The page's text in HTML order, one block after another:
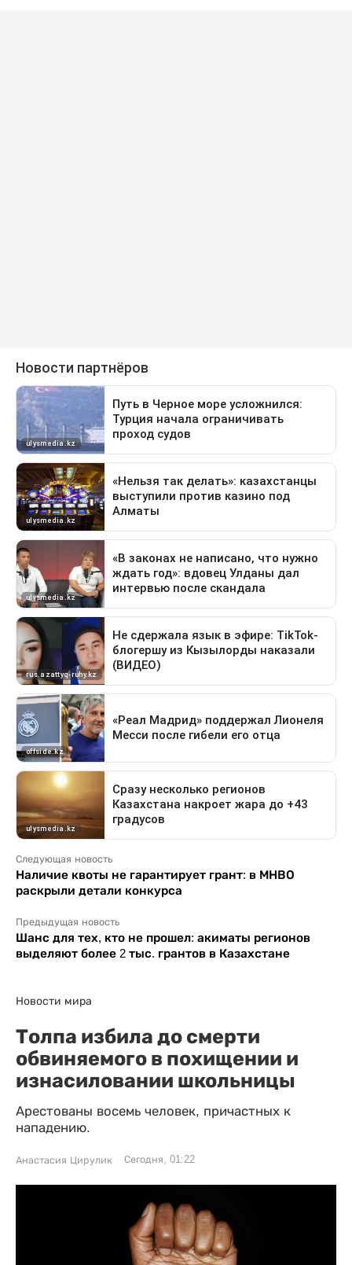
Следующая новость
Наличие квоты не гарантирует грант: в МНВО
раскрыли детали конкурса
Предыдущая новость
Шанс для тех, кто не прошел: акиматы регионов
выделяют более 2 тыс. грантов в Казахстане
Новости мира
Толпа избила до смерти
обвиняемого в похищении и
изнасиловании школьницы
Арестованы восемь человек, причастных к
нападению.
Анастасия Цирулик Сегодня, 01:22